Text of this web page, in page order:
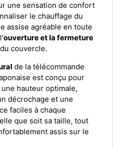
une sensation de confort
le chauffage du
assise agréable en toute
ouverture et la fermeture
couvercle.
de la télécommande
est conçu pour
hauteur optimale,
décrochage et une
faciles à chaque
que soit sa taille, tout
assis sur le